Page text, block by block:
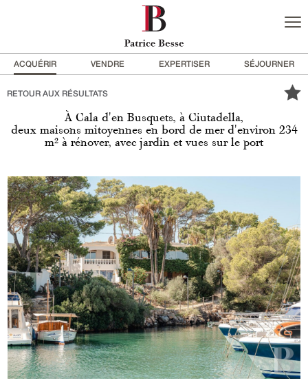
ACQUÉRIR VENDRE EXPERTISER SÉJOURNER
RETOUR AUX RÉSULTATS
À Cala d'en Busquets, à Ciutadella,
deux maisons mitoyennes en bord de mer d'environ 234
m² à rénover, avec jardin et vues sur le port